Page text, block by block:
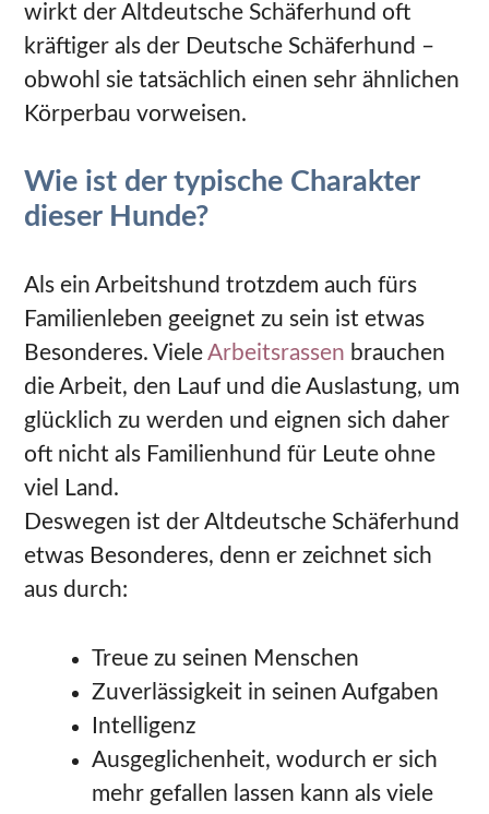
wirkt der Altdeutsche Schäferhund oft
kräftiger als der Deutsche Schäferhund –
obwohl sie tatsächlich einen sehr ähnlichen
Körperbau vorweisen.
Wie ist der typische Charakter
dieser Hunde?
Als ein Arbeitshund trotzdem auch fürs
Familienleben geeignet zu sein ist etwas
Besonderes. VieleArbeitsrassen brauchen
die Arbeit, den Lauf und die Auslastung, um
glücklich zu werden und eignen sich daher
oft nicht als Familienhund für Leute ohne
viel Land.
Deswegen ist der Altdeutsche Schäferhund
etwas Besonderes, denn er zeichnet sich
aus durch:
Treue zu seinen Menschen
Zuverlässigkeit in seinen Aufgaben
Intelligenz
Ausgeglichenheit, wodurch er sich
mehr gefallen lassen kann als viele